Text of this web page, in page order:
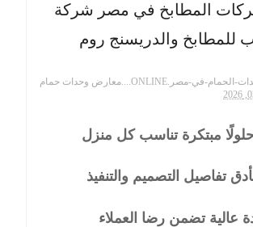
المطابخ في مصر شركة
والدريسنج روم
WWW.اسعار-وحدات-الحمام-في-مصر.ONLINE....معارض وحدات حمام
مبتكرة تناسب كل منزل
تفاصيل التصميم والتنفيذ
عالية تضمن رضا العملاء